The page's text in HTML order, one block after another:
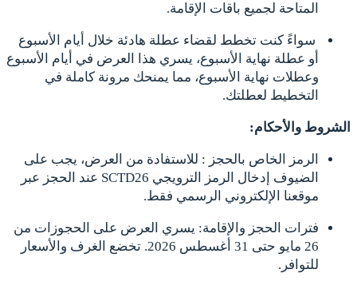
المتاحة لجميع باقات الإقامة.
سواءً كنت تخطط لقضاء عطلة هادئة خلال أيام الأسبوع
أو عطلة نهاية الأسبوع، يسري هذا العرض في أيام الأسبوع
وعطلات نهاية الأسبوع، مما يمنحك مرونة كاملة في
التخطيط لعطلتك.
الشروط والأحكام:
الرمز الخاص بالحجز : للاستفادة من العرض، يجب على
الضيوف إدخال الرمز الترويجي SCTD26 عند الحجز عبر
موقعنا الإلكتروني الرسمي فقط.
فترات الحجز والإقامة: يسري العرض على الحجوزات من
26 مايو حتى 31 أغسطس 2026. تخضع الغرف والأسعار
للتوافر.